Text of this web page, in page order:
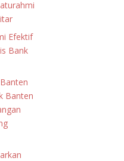
Efektif
Bank
Banten